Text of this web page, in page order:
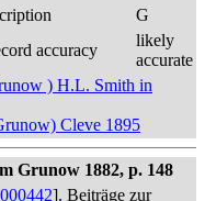
G
accuracy
likely
accurate
) H.L. Smith in
Cleve 1895
Grunow 1882, p. 148
000442]. Beiträge zur